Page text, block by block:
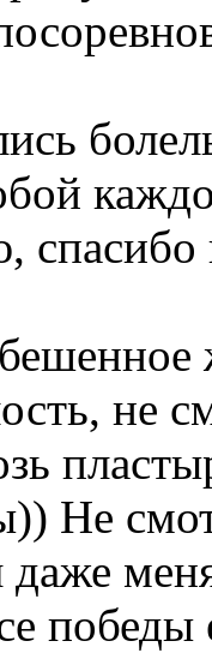
не
Не
даже